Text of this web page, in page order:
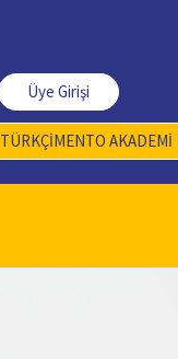
Üye Girişi
TÜRKÇİMENTO AKADEMİ